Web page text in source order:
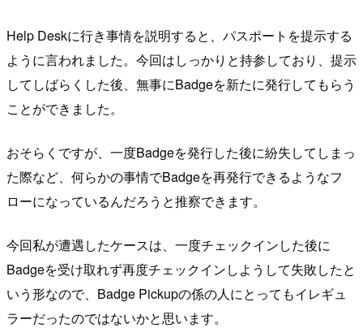
Help Deskに行き事情を説明すると、パスポートを提示する
ように言われました。今回はしっかりと持参しており、提示
してしばらくした後、無事にBadgeを新たに発行してもらう
ことができました。
おそらくですが、一度Badgeを発行した後に紛失してしまっ
た際など、何らかの事情でBadgeを再発行できるようなフ
ローになっているんだろうと推察できます。
今回私が遭遇したケースは、一度チェックインした後に
Badgeを受け取れず再度チェックインしようして失敗したと
いう形なので、Badge Pickupの係の人にとってもイレギュ
ラーだったのではないかと思います。